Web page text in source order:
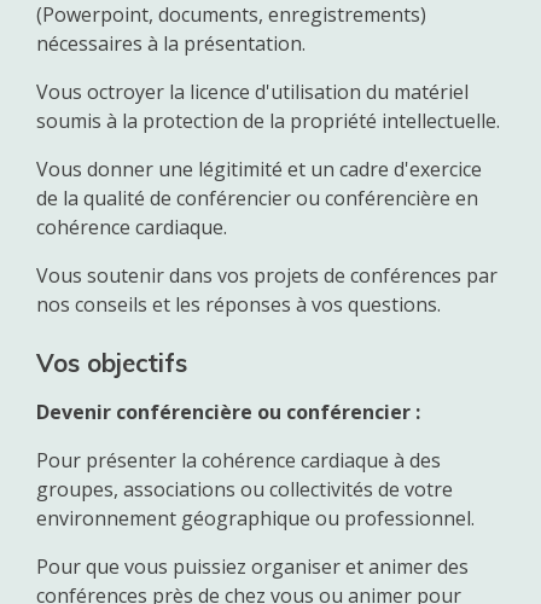
(Powerpoint, documents, enregistrements)
nécessaires à la présentation.
Vous octroyer la licence d'utilisation du matériel
soumis à la protection de la propriété intellectuelle.
Vous donner une légitimité et un cadre d'exercice
de la qualité de conférencier ou conférencière en
cohérence cardiaque.
Vous soutenir dans vos projets de conférences par
nos conseils et les réponses à vos questions.
Vos objectifs
Devenir conférencière ou conférencier :
Pour présenter la cohérence cardiaque à des
groupes, associations ou collectivités de votre
environnement géographique ou professionnel.
Pour que vous puissiez organiser et animer des
conférences près de chez vous ou animer pour